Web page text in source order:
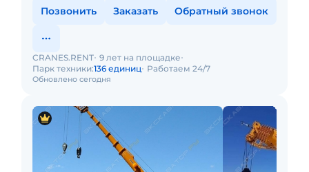
Позвонить Заказать Обратный звонок
Обновлено сегодня
CRANES.RENT 9 лет на площадке
Парк техники:136 единиц Работаем 24/7